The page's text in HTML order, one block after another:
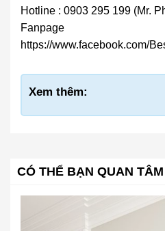
Hotline : 0903 295 199 (Mr.
https://www.facebook.com/
Xem thêm:
CÓ THỂ BẠN QUAN TÂM